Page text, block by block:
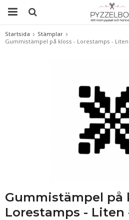
Startsida
Stämplar
Gummistämpel på kloss - Lorestamps -
Gummistämpel på
Lorestamps -